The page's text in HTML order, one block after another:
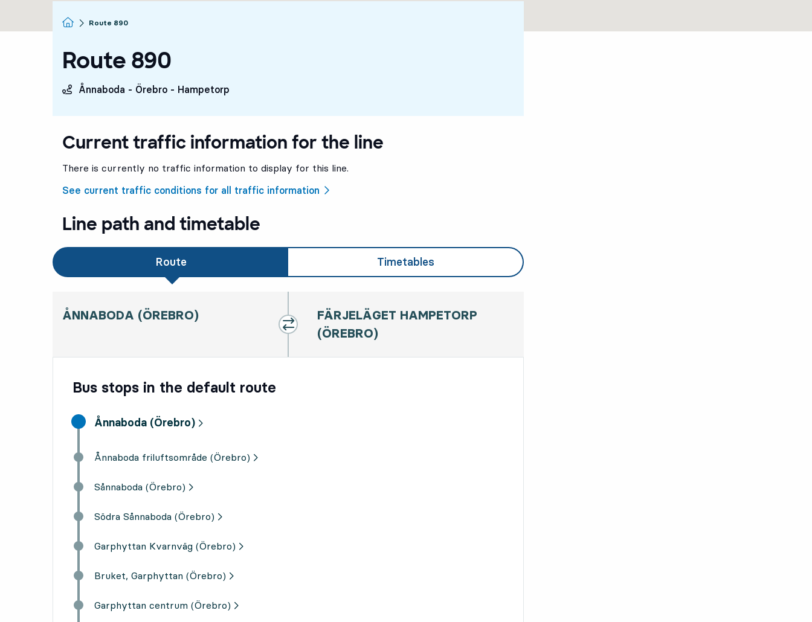
Homepage
Route 890
Route 890
Ånnaboda - Örebro - Hampetorp
Current traffic information for the line
There is currently no traffic information to display for this line.
See current traffic conditions for all traffic information
Line path and timetable
Route Timetables
ÅNNABODA (ÖREBRO)
FÄRJELÄGET HAMPETORP
(ÖREBRO)
Bus stops in the default route
Start destination,
Ånnaboda (Örebro)
Ånnaboda friluftsområde (Örebro)
Sånnaboda (Örebro)
Södra Sånnaboda (Örebro)
Garphyttan Kvarnväg (Örebro)
Bruket, Garphyttan (Örebro)
Garphyttan centrum (Örebro)